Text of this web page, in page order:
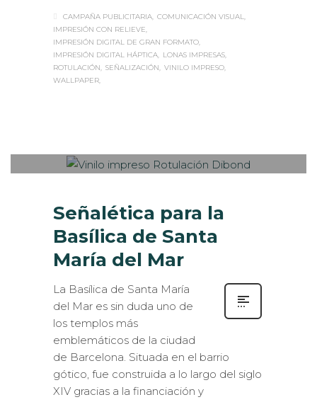
CAMPAÑA PUBLICITARIA COMUNICACIÓN VISUAL
IMPRESIÓN CON RELIEVE
IMPRESIÓN DIGITAL DE GRAN FORMATO
IMPRESIÓN DIGITAL HÁPTICA
LONAS IMPRESAS
ROTULACIÓN
SEÑALIZACIÓN
VINILO IMPRESO
WALLPAPER
Señalética para la
Basílica de Santa
María del Mar
La Basílica de Santa María
del Mar es sin duda uno de
los templos más
emblemáticos de la ciudad
de Barcelona. Situada en el barrio
gótico, fue construida a lo largo del siglo
XIV gracias a la financiación y